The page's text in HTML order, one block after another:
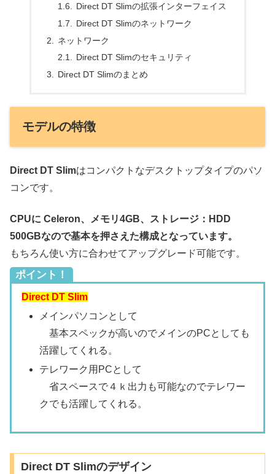
Direct DT Slimの拡張インターフェイス
Direct DT Slimのネットワーク
ネットワーク
Direct DT Slimのセキュリティ
Direct DT Slimのまとめ
モデルの特徴
Direct DT Slimはコンパクトなデスクトップタイプのパソ
コンです。
CPUに Celeron、メモリ4GB、ストレージ：HDD
500GBなので基本を押さえた構成となっています。
もちろん使い方に合わせてアップグレード可能です。
ポイント！
Direct DT Slim
メインパソコンとして
基本スペックが高いのでメインのPCとしても
活躍してくれる。
テレワーク用PCとして
省スペースで４ｋ出力も可能なのでテレワー
クでも活躍してくれる。
Direct DT Slimのデザイン